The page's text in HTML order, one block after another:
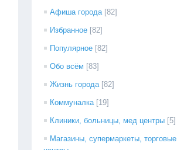
Афиша города [82]
Избранное [82]
Популярное [82]
Обо всём [83]
Жизнь города [82]
Коммуналка [19]
Клиники, больницы, мед центры [5]
Магазины, супермаркеты, торговые